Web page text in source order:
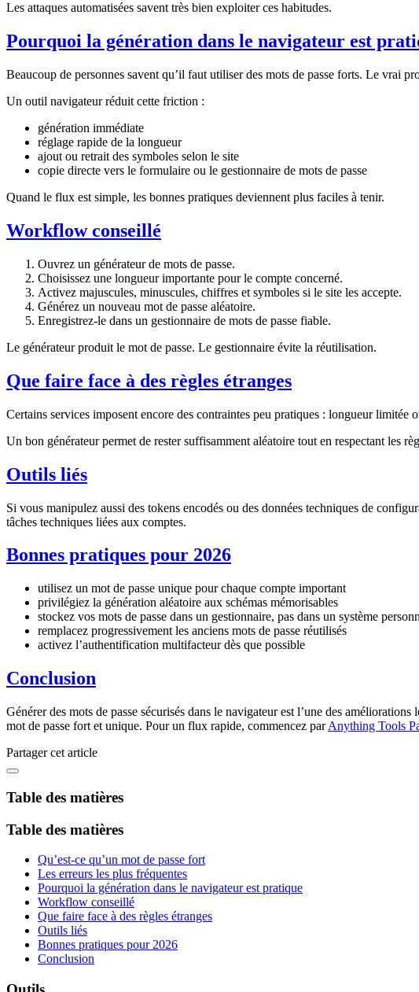
Les attaques automatisées savent très bien exploiter ces habitudes.
Pourquoi la génération dans le navigateur est
Beaucoup de personnes savent qu’il faut utiliser des mots de passe forts. Le vrai
Un outil navigateur réduit cette friction :
génération immédiate
réglage rapide de la longueur
ajout ou retrait des symboles selon le site
copie directe vers le formulaire ou le gestionnaire de mots de passe
Quand le flux est simple, les bonnes pratiques deviennent plus faciles à tenir.
Workflow conseillé
Ouvrez un générateur de mots de passe.
Choisissez une longueur importante pour le compte concerné.
Activez majuscules, minuscules, chiffres et symboles si le site les accepte.
Générez un nouveau mot de passe aléatoire.
Enregistrez-le dans un gestionnaire de mots de passe fiable.
Le générateur produit le mot de passe. Le gestionnaire évite la réutilisation.
Que faire face à des règles étranges
Certains services imposent encore des contraintes peu pratiques : longueur limitée
Un bon générateur permet de rester suffisamment aléatoire tout en respectant les
Outils liés
Si vous manipulez aussi des tokens encodés ou des données techniques de
tâches techniques liées aux comptes.
Bonnes pratiques pour 2026
utilisez un mot de passe unique pour chaque compte important
privilégiez la génération aléatoire aux schémas mémorisables
stockez vos mots de passe dans un gestionnaire, pas dans un système
remplacez progressivement les anciens mots de passe réutilisés
activez l’authentification multifacteur dès que possible
Conclusion
Générer des mots de passe sécurisés dans le navigateur est l’une des
mot de passe fort et unique. Pour un flux rapide, commencez parAnything Tools
Partager cet article
Table des matières
Table des matières
Qu’est-ce qu’un mot de passe fort
Les erreurs les plus fréquentes
Pourquoi la génération dans le navigateur est pratique
Workflow conseillé
Que faire face à des règles étranges
Outils liés
Bonnes pratiques pour 2026
Conclusion